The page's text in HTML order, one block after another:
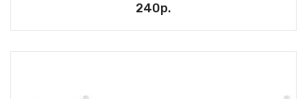
240р.